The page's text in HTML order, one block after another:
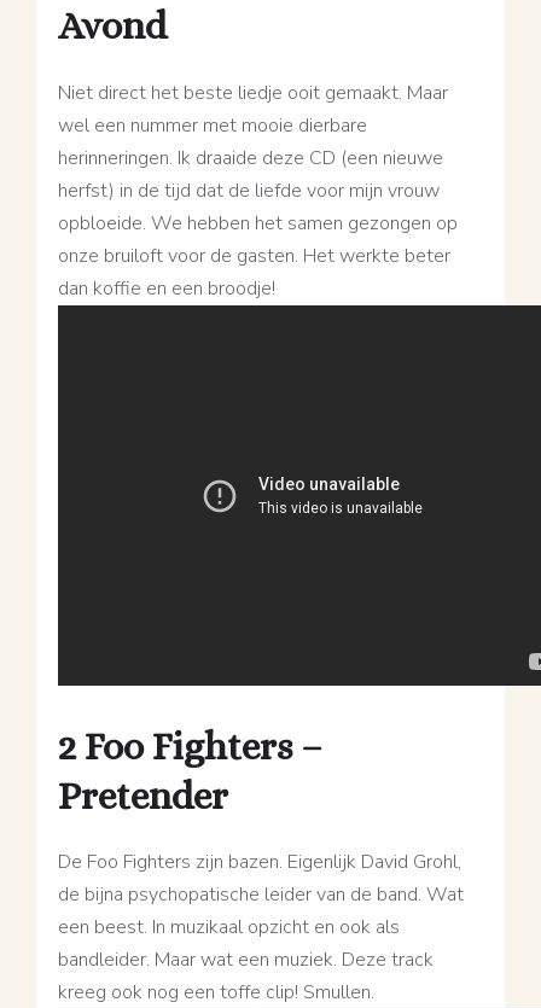
Avond
Niet direct het beste liedje ooit gemaakt. Maar
wel een nummer met mooie dierbare
herinneringen. Ik draaide deze CD (een nieuwe
herfst) in de tijd dat de liefde voor mijn vrouw
opbloeide. We hebben het samen gezongen op
onze bruiloft voor de gasten. Het werkte beter
dan koffie en een broodje!
2 Foo Fighters –
Pretender
De Foo Fighters zijn bazen. Eigenlijk David Grohl,
de bijna psychopatische leider van de band. Wat
een beest. In muzikaal opzicht en ook als
bandleider. Maar wat een muziek. Deze track
kreeg ook nog een toffe clip! Smullen.